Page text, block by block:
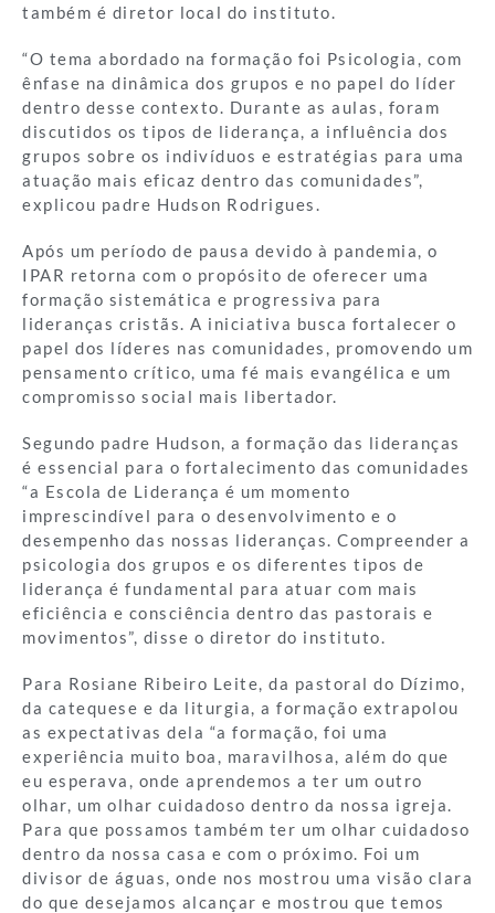
também é diretor local do instituto.
“O tema abordado na formação foi Psicologia, com
ênfase na dinâmica dos grupos e no papel do líder
dentro desse contexto. Durante as aulas, foram
discutidos os tipos de liderança, a influência dos
grupos sobre os indivíduos e estratégias para uma
atuação mais eficaz dentro das comunidades”,
explicou padre Hudson Rodrigues.
Após um período de pausa devido à pandemia, o
IPAR retorna com o propósito de oferecer uma
formação sistemática e progressiva para
lideranças cristãs. A iniciativa busca fortalecer o
papel dos líderes nas comunidades, promovendo um
pensamento crítico, uma fé mais evangélica e um
compromisso social mais libertador.
Segundo padre Hudson, a formação das lideranças
é essencial para o fortalecimento das comunidades
“a Escola de Liderança é um momento
imprescindível para o desenvolvimento e o
desempenho das nossas lideranças. Compreender a
psicologia dos grupos e os diferentes tipos de
liderança é fundamental para atuar com mais
eficiência e consciência dentro das pastorais e
movimentos”, disse o diretor do instituto.
Para Rosiane Ribeiro Leite, da pastoral do Dízimo,
da catequese e da liturgia, a formação extrapolou
as expectativas dela “a formação, foi uma
experiência muito boa, maravilhosa, além do que
eu esperava, onde aprendemos a ter um outro
olhar, um olhar cuidadoso dentro da nossa igreja.
Para que possamos também ter um olhar cuidadoso
dentro da nossa casa e com o próximo. Foi um
divisor de águas, onde nos mostrou uma visão clara
do que desejamos alcançar e mostrou que temos